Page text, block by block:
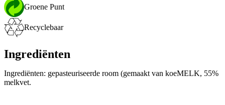
Groene Punt
Recyclebaar
Ingrediënten
Ingrediënten: gepasteuriseerde room (gemaakt van koeMELK, 55%
melkvet.